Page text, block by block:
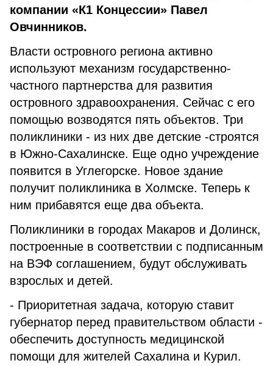
компании «К1 Концессии» Павел
Овчинников.
Власти островного региона активно
используют механизм государственно-
частного партнерства для развития
островного здравоохранения. Сейчас с его
помощью возводятся пять объектов. Три
поликлиники - из них две детские -строятся
в Южно-Сахалинске. Еще одно учреждение
появится в Углегорске. Новое здание
получит поликлиника в Холмске. Теперь к
ним прибавятся еще два объекта.
Поликлиники в городах Макаров и Долинск,
построенные в соответствии с подписанным
на ВЭФ соглашением, будут обслуживать
взрослых и детей.
- Приоритетная задача, которую ставит
губернатор перед правительством области -
обеспечить доступность медицинской
помощи для жителей Сахалина и Курил.